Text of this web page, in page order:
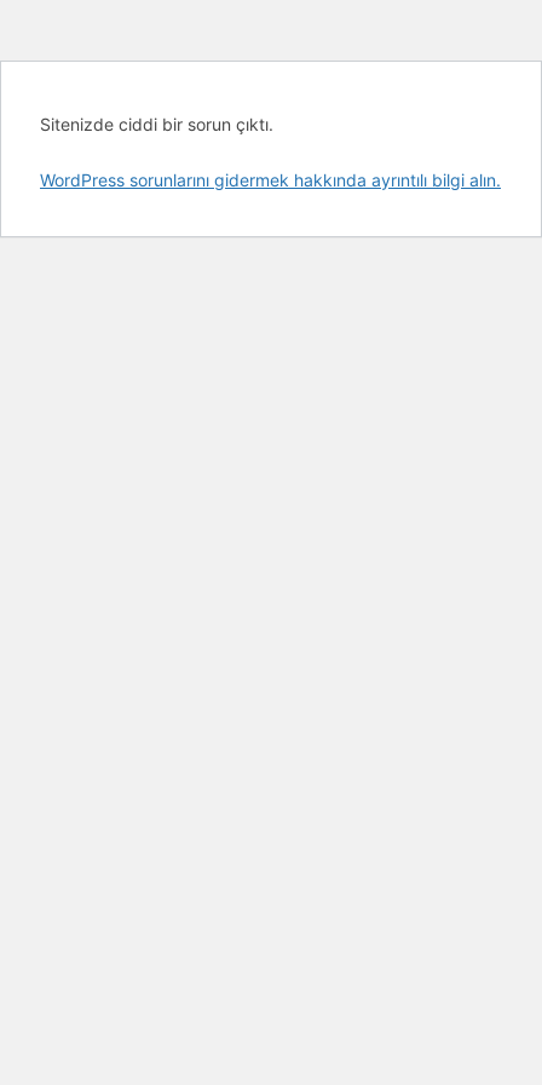
Sitenizde ciddi bir sorun çıktı.
WordPress sorunlarını gidermek hakkında ayrıntılı bilgi alın.